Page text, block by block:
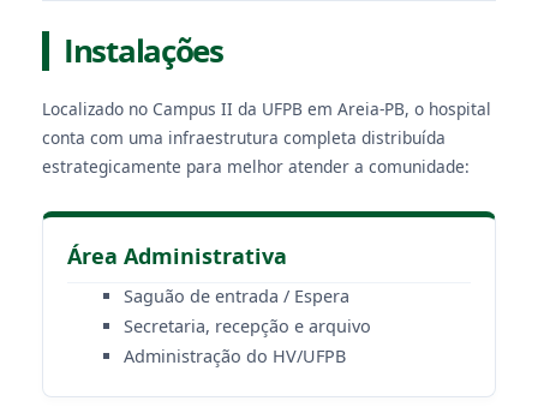
Instalações
Localizado no Campus II da UFPB em Areia-PB, o hospital
conta com uma infraestrutura completa distribuída
estrategicamente para melhor atender a comunidade:
Área Administrativa
Saguão de entrada / Espera
Secretaria, recepção e arquivo
Administração do HV/UFPB